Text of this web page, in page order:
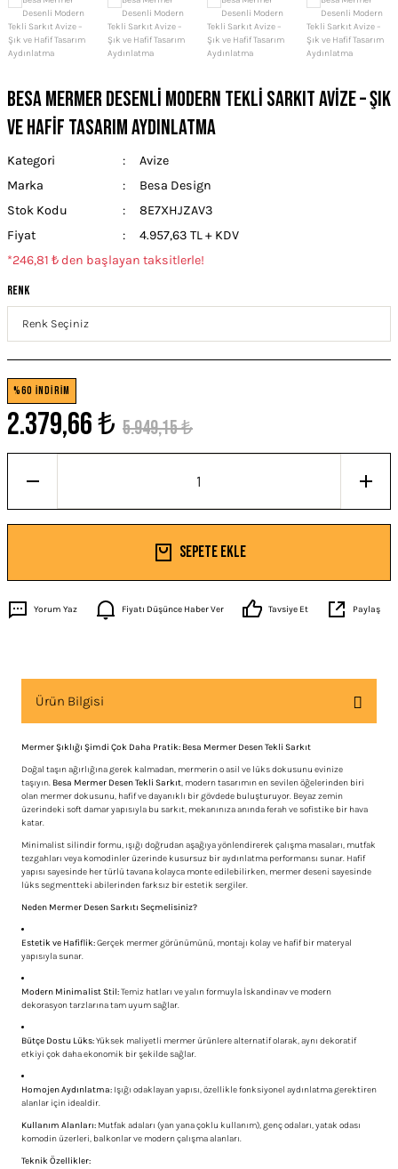
Besa Mermer Desenli Modern Tekli Sarkıt Avize – Şık
ve Hafif Tasarım Aydınlatma
Kategori
Avize
Marka
Besa Design
Stok Kodu
8E7XHJZAV3
Fiyat
4.957,63 TL + KDV
*246,81 ₺ den başlayan taksitlerle!
Renk
%60 İNDİRİM
2.379,66 ₺ 5.949,15 ₺
Sepete Ekle
Yorum Yaz Fiyatı Düşünce Haber Ver Tavsiye Et Paylaş
Ürün Bilgisi
Mermer Şıklığı Şimdi Çok Daha Pratik: Besa Mermer Desen Tekli Sarkıt
Doğal taşın ağırlığına gerek kalmadan, mermerin o asil ve lüks dokusunu evinize
taşıyın. Besa Mermer Desen Tekli Sarkıt, modern tasarımın en sevilen öğelerinden biri
olan mermer dokusunu, hafif ve dayanıklı bir gövdede buluşturuyor. Beyaz zemin
üzerindeki soft damar yapısıyla bu sarkıt, mekanınıza anında ferah ve sofistike bir hava
katar.
Minimalist silindir formu, ışığı doğrudan aşağıya yönlendirerek çalışma masaları, mutfak
tezgahları veya komodinler üzerinde kusursuz bir aydınlatma performansı sunar. Hafif
yapısı sayesinde her türlü tavana kolayca monte edilebilirken, mermer deseni sayesinde
lüks segmentteki abilerinden farksız bir estetik sergiler.
Neden Mermer Desen Sarkıtı Seçmelisiniz?
Estetik ve Hafiflik:Gerçek mermer görünümünü, montajı kolay ve hafif bir materyal
yapısıyla sunar.
Modern Minimalist Stil:Temiz hatları ve yalın formuyla İskandinav ve modern
dekorasyon tarzlarına tam uyum sağlar.
Bütçe Dostu Lüks:Yüksek maliyetli mermer ürünlere alternatif olarak, aynı dekoratif
etkiyi çok daha ekonomik bir şekilde sağlar.
Homojen Aydınlatma: Işığı odaklayan yapısı, özellikle fonksiyonel aydınlatma gerektiren
alanlar için idealdir.
Kullanım Alanları: Mutfak adaları (yan yana çoklu kullanım), genç odaları, yatak odası
komodin üzerleri, balkonlar ve modern çalışma alanları.
Teknik Özellikler: